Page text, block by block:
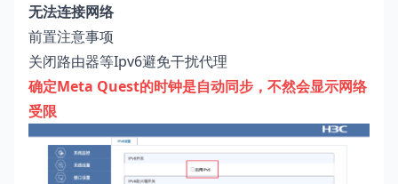
无法连接网络
前置注意事项
关闭路由器等Ipv6避免干扰代理
确定Meta Quest的时钟是自动同步，不然会显示网络
受限